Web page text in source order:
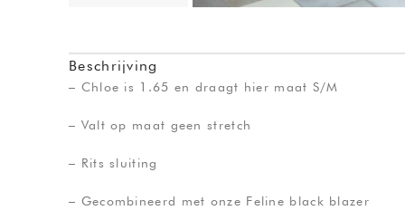
Beschrijving
– Chloe is 1.65 en draagt hier maat S/M
– Valt op maat geen stretch
– Rits sluiting
– Gecombineerd met onze Feline black blazer